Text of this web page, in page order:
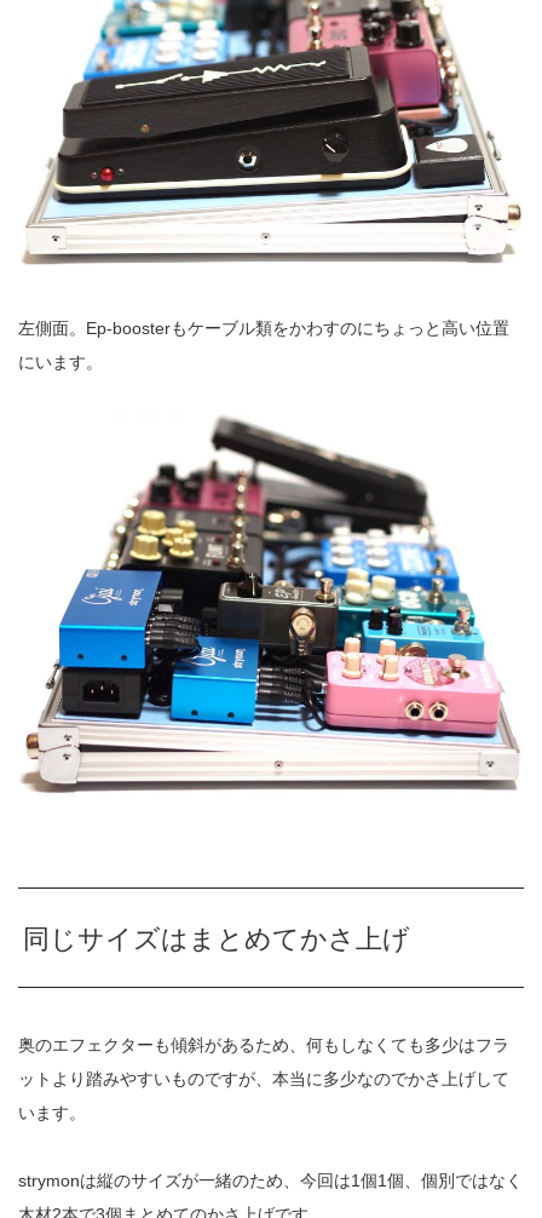
左側面。Ep-boosterもケーブル類をかわすのにちょっと高い位置
にいます。
同じサイズはまとめてかさ上げ
奥のエフェクターも傾斜があるため、何もしなくても多少はフラ
ットより踏みやすいものですが、本当に多少なのでかさ上げして
います。
strymonは縦のサイズが一緒のため、今回は1個1個、個別ではなく